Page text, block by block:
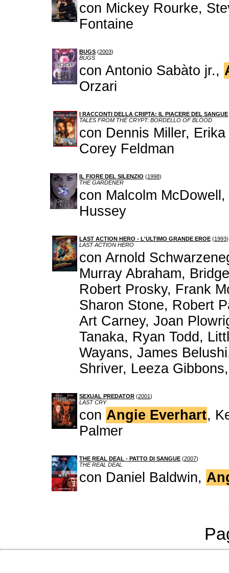
con Mickey Rourke,
Fontaine
BUGS (2003)
BUGS
con Antonio Sabàto jr.,
Orzari
I RACCONTI DELLA CRIPTA: IL PIACERE DEL SANGUE
TALES FROM THE CRYPT: BORDELLO OF BLOOD
con Dennis Miller,
Corey Feldman
IL FIORE DEL SILENZIO (1998)
THE GARDENER
con Malcolm McDowell,
Hussey
LAST ACTION HERO - L'ULTIMO GRANDE EROE (1993)
LAST ACTION HERO
con Arnold
Murray Abraham,
Robert Prosky, Frank
Sharon Stone, Robert
Art Carney, Joan
Tanaka, Ryan Todd,
Wayans, James
Shriver, Leeza
SEXUAL PREDATOR (2001)
LAST CRY
con Angie Everhart,
Palmer
THE REAL DEAL - PATTO DI SANGUE (2007)
THE REAL DEAL
con Daniel Baldwin,